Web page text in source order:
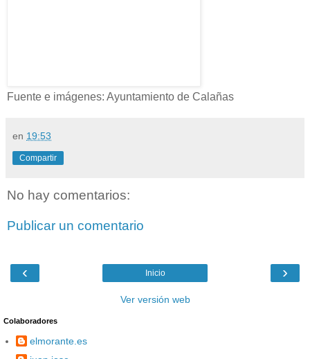
Fuente e imágenes: Ayuntamiento de Calañas
en 19:53
Compartir
No hay comentarios:
Publicar un comentario
‹ ›
Inicio
Ver versión web
Colaboradores
elmorante.es